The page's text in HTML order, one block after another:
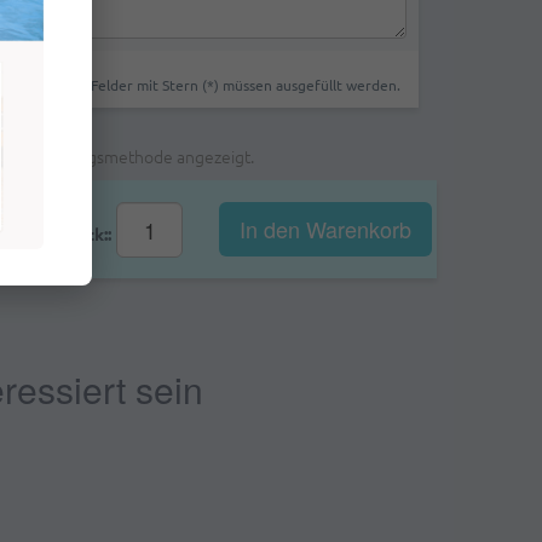
Felder mit Stern (*) müssen ausgefüllt werden.
Zahlungsmethode angezeigt.
Stk:: In den Warenkorb
sein